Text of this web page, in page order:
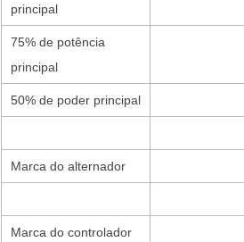
principal
75% de potência
principal
50% de poder principal
Marca do alternador
Marca do controlador